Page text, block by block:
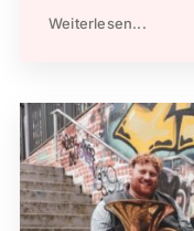
Weiterlesen...